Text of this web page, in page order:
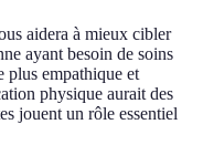
aidera à mieux cibler
ayant besoin de soins
plus empathique et
physique aurait des
jouent un rôle essentiel